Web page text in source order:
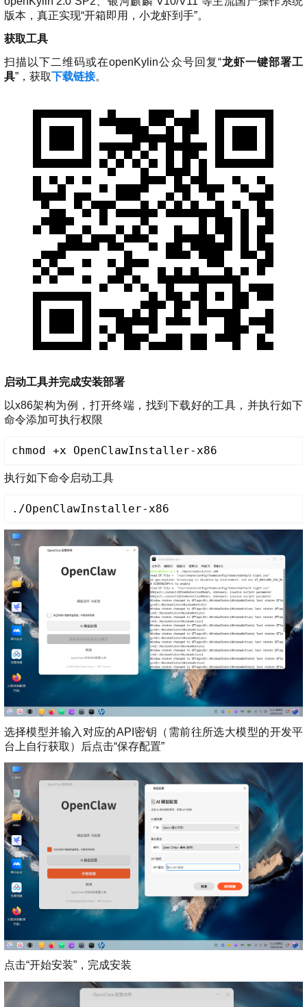
南
国
际
排
名
社
G
角
色
S
I
G
组
略
社
区
实
习
翻
获
成
长
积
测
用
户
组
活
动
赛
G
o
d
o
文
集
动
0
2
5
)
平
台
持
续
集
成
生
发
行
版
技
术
第
三
组
协
议
贡
献
协
议
法
版本，真正实现“开箱即用，小龙虾到手”。
获取工具
扫描以下二维码或在openKylin公众号回复“龙虾一键部署工
具”，获取下载链接。
启动工具并完成安装部署
以x86架构为例，打开终端，找到下载好的工具，并执行如下
命令添加可执行权限
chmod +x OpenClawInstaller-x86
执行如下命令启动工具
./OpenClawInstaller-x86
选择模型并输入对应的API密钥（需前往所选大模型的开发平
台上自行获取）后点击“保存配置”
点击“开始安装”，完成安装